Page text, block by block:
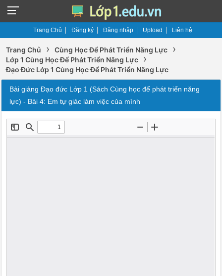
Trang Chủ Đăng ký Đăng nhập Upload Liên hệ
Trang Chủ › Cùng Học Để Phát Triển Năng Lực ›
Lớp 1 Cùng Học Để Phát Triển Năng Lực ›
Đạo Đức Lớp 1 Cùng Học Để Phát Triển Năng Lực
Bài giảng Đạo đức Lớp 1 (Sách Cùng học để phát triển năng
lực) - Bài 4: Em tự giác làm việc của mình